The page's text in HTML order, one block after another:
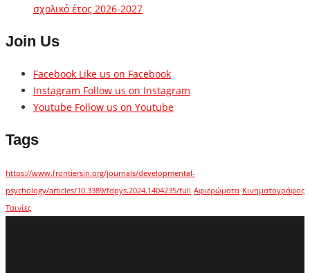
σχολικό έτος 2026-2027
Join Us
Facebook Like us on Facebook
Instagram Follow us on Instagram
Youtube Follow us on Youtube
Tags
https://www.frontiersin.org/journals/developmental-
psychology/articles/10.3389/fdpys.2024.1404235/full Αφιερώματα Κινηματογράφος
Ταινίες